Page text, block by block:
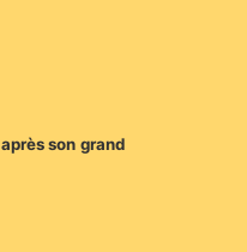
son grand